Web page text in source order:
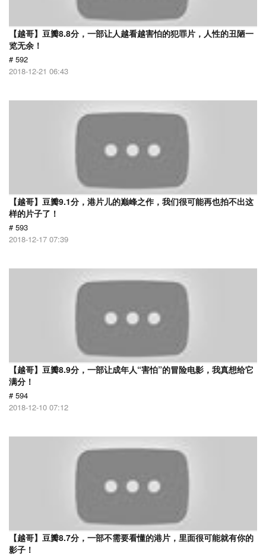
【越哥】豆瓣8.8分，一部让人越看越害怕的犯罪片，人性的丑陋一
览无余！
# 592
2018-12-21 06:43
【越哥】豆瓣9.1分，港片儿的巅峰之作，我们很可能再也拍不出这
样的片子了！
# 593
2018-12-17 07:39
【越哥】豆瓣8.9分，一部让成年人“害怕”的冒险电影，我真想给它
满分！
# 594
2018-12-10 07:12
【越哥】豆瓣8.7分，一部不需要看懂的港片，里面很可能就有你的
影子！